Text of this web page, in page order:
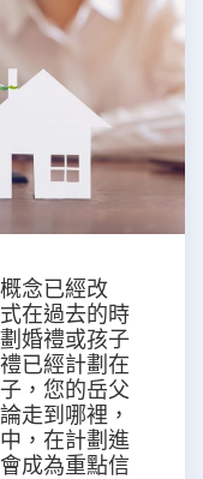
念已經改
在過去的時
婚禮或孩子
已經計劃在
，您的岳父
走到哪裡，
，在計劃進
成為重點信